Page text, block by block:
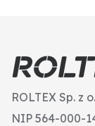
ROLTEX Sp. z
NIP 564-000-